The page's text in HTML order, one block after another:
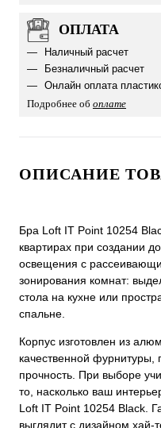
ОПЛАТА
Наличный расчет
Безналичный расчет
Онлайн оплата
Подробнее об оплате
ОПИСАНИЕ
Бра Loft IT Point 10254
квартирах при создании
освещения с
зонирования комнат:
стола на кухне или
спальне.
Корпус изготовлен из
качественной фурнитуры,
прочность. При выборе
то, насколько ваш
Loft IT Point 10254 Black.
выглядит с дизайном